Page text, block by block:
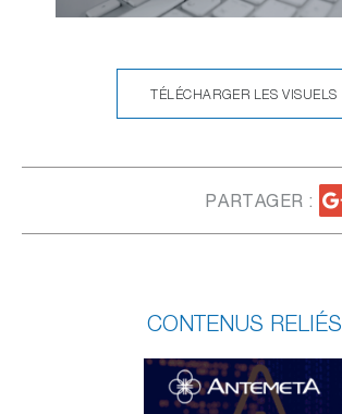
TÉLÉCHARGER LES VISUELS
PARTAGER :
CONTENUS RELIÉS